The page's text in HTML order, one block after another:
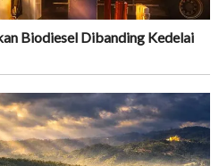
Biodiesel Dibanding Kedelai